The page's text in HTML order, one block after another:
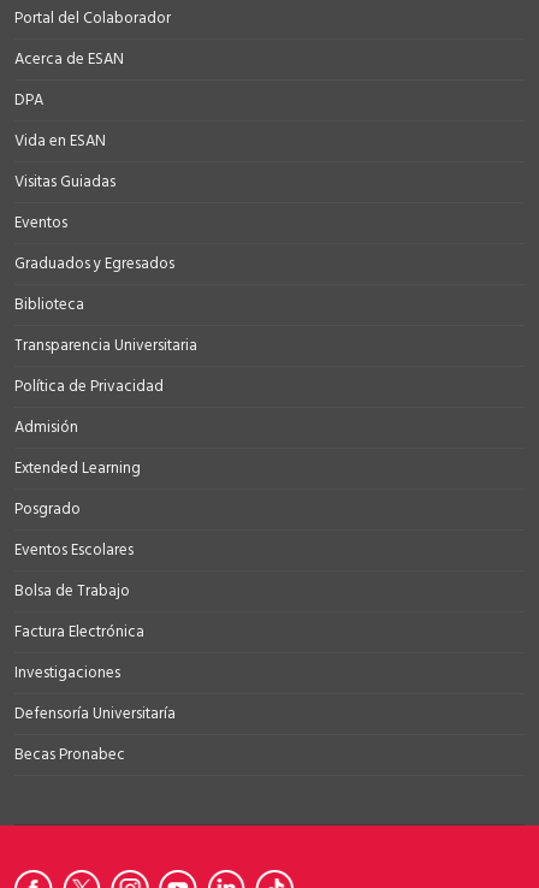
Portal del Colaborador
Acerca de ESAN
DPA
Vida en ESAN
Visitas Guiadas
Eventos
Graduados y Egresados
Biblioteca
Transparencia Universitaria
Política de Privacidad
Admisión
Extended Learning
Posgrado
Eventos Escolares
Bolsa de Trabajo
Factura Electrónica
Investigaciones
Defensoría Universitaría
Becas Pronabec